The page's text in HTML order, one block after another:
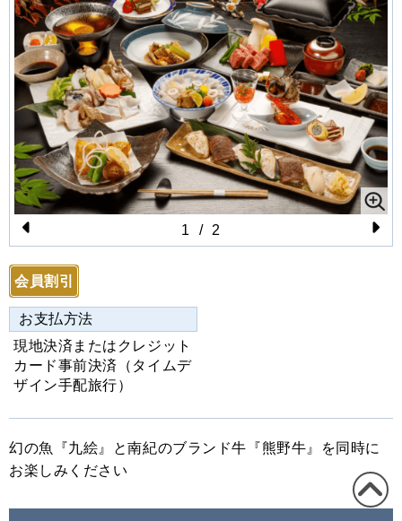
Pr
e
vi
o
u
s
N
1 / 2
会員割引
お支払方法
現地決済またはクレジット
カード事前決済（タイムデ
ザイン手配旅行）
幻の魚『九絵』と南紀のブランド牛『熊野牛』を同時に
お楽しみください